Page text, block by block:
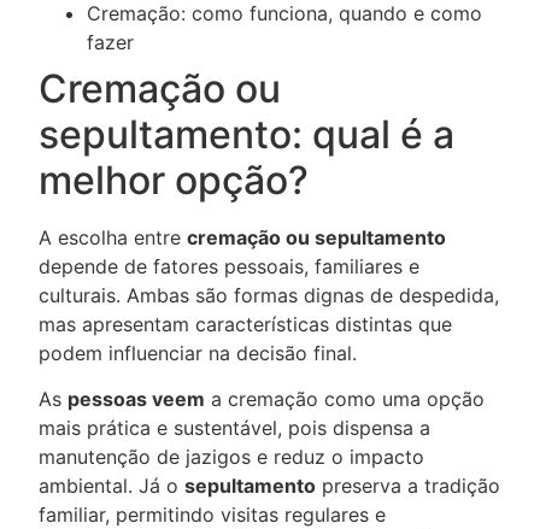
Cremação: como funciona, quando e como
fazer
Cremação ou
sepultamento: qual é a
melhor opção?
A escolha entre cremação ou sepultamento
depende de fatores pessoais, familiares e
culturais. Ambas são formas dignas de despedida,
mas apresentam características distintas que
podem influenciar na decisão final.
As pessoas veem a cremação como uma opção
mais prática e sustentável, pois dispensa a
manutenção de jazigos e reduz o impacto
ambiental. Já o sepultamento preserva a tradição
familiar, permitindo visitas regulares e